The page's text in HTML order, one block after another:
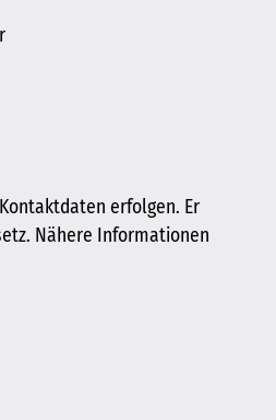
erfolgen. Er
Nähere Informationen